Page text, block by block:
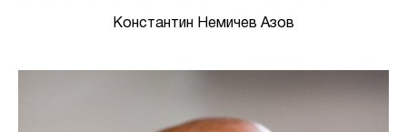
Константин Немичев Азов